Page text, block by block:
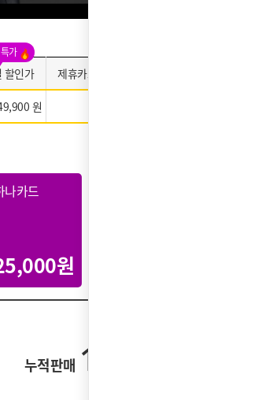
가
할인가 제휴카드 적용가
원
나카드
원
누적판매 1,550